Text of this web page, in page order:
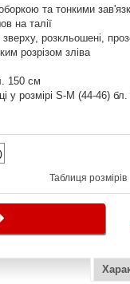
та тонкими
на талії
розкльошені,
розрізом зліва
150 см
у розмірі S-M (44-46)
Таблиця розмірів